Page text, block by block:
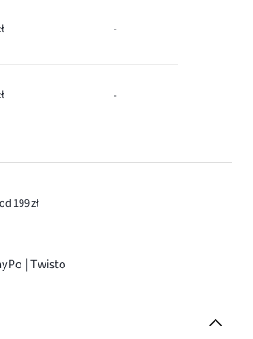
-
-
199 zł
| Twisto